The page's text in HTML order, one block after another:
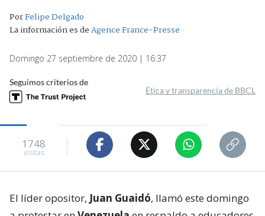
PorFelipe Delgado
La información es deAgence France-Presse
Domingo 27 septiembre de 2020 | 16:37
Seguimos criterios de
Ética y transparencia de BBCL
1748
visitas
El líder opositor, Juan Guaidó, llamó este domingo